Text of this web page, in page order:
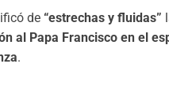
de “estrechas y fluidas”
al Papa Francisco en el
.